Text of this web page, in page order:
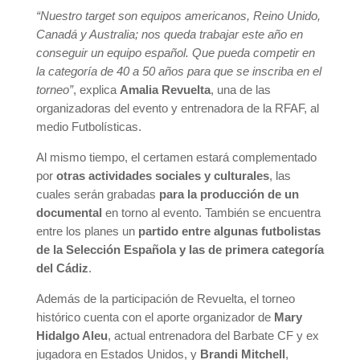
“Nuestro target son equipos americanos, Reino Unido,
Canadá y Australia; nos queda trabajar este año en
conseguir un equipo español. Que pueda competir en
la categoría de 40 a 50 años para que se inscriba en el
torneo”, explica Amalia Revuelta, una de las
organizadoras del evento y entrenadora de la RFAF, al
medio Futbolísticas.
Al mismo tiempo, el certamen estará complementado
por otras actividades sociales y culturales, las
cuales serán grabadas para la producción de un
documental en torno al evento. También se encuentra
entre los planes unpartido entre algunas futbolistas
de la Selección Española y las de primera categoría
del Cádiz.
Además de la participación de Revuelta, el torneo
histórico cuenta con el aporte organizador deMary
Hidalgo Aleu, actual entrenadora del Barbate CF y ex
jugadora en Estados Unidos, y Brandi Mitchell,